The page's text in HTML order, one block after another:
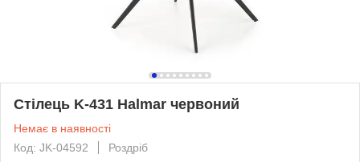
Стілець K-431 Halmar червоний
Немає в наявності
Код: JK-04592
Роздріб